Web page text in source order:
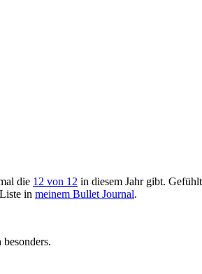
die 12 von 12 in diesem Jahr gibt.
in meinem Bullet Journal.